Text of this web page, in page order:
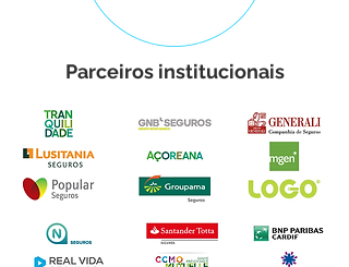
Parceiros institucionais